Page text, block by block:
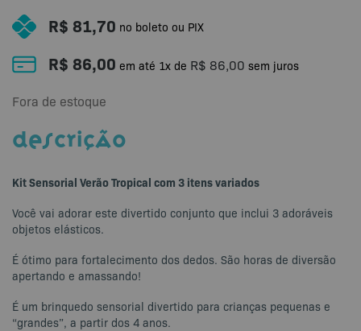
R$ 81,70 no boleto ou PIX
R$ 86,00 em até 1x de R$ 86,00 sem juros
Fora de estoque
DESCRIÇÃO
Kit Sensorial Verão Tropical com 3 itens variados
Você vai adorar este divertido conjunto que inclui 3 adoráveis ​​
objetos elásticos.
É ótimo para fortalecimento dos dedos. São horas de diversão
apertando e amassando!
É um brinquedo sensorial divertido para crianças pequenas e
“grandes”, a partir dos 4 anos.